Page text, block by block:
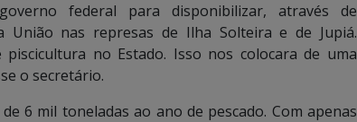
federal para disponibilizar, através de
nas represas de Ilha Solteira e de Jupiá.
no Estado. Isso nos colocara de uma
o secretário.
6 mil toneladas ao ano de pescado. Com apenas